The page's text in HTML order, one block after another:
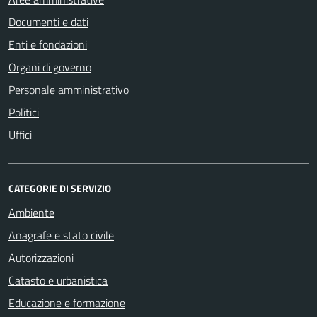
Documenti e dati
Enti e fondazioni
Organi di governo
Personale amministrativo
Politici
Uffici
CATEGORIE DI SERVIZIO
Ambiente
Anagrafe e stato civile
Autorizzazioni
Catasto e urbanistica
Educazione e formazione